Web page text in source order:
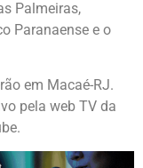
Palmeiras,
Paranaense e o
em Macaé-RJ.
pela web TV da